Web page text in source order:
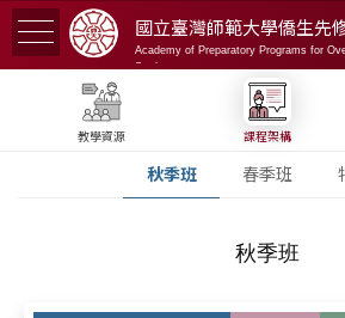
國立臺灣師範大學僑生先
Academy of Preparatory Programs for
Students
教學資源 課程架構
秋季班 春季班
秋季班